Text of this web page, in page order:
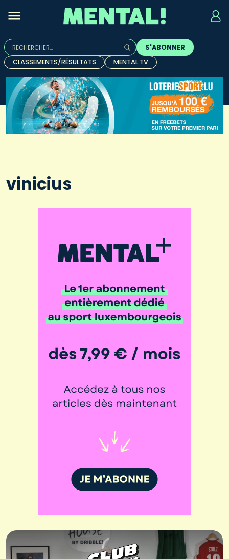
Rechercher :
Quand les résultats de l'auto-complétion sont
S'ABONNER
CLASSEMENTS/RÉSULTATS
MENTAL TV
vinicius